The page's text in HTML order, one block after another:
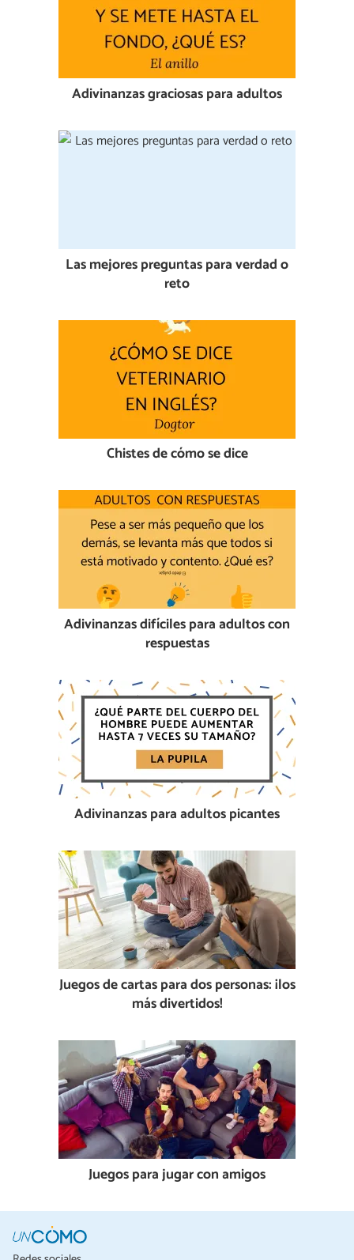
Adivinanzas graciosas para adultos
Las mejores preguntas para verdad o
reto
Chistes de cómo se dice
Adivinanzas difíciles para adultos con
respuestas
Adivinanzas para adultos picantes
Juegos de cartas para dos personas: ¡los
más divertidos!
Juegos para jugar con amigos